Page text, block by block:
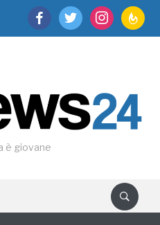
facebooktwitter instagram
è giovane